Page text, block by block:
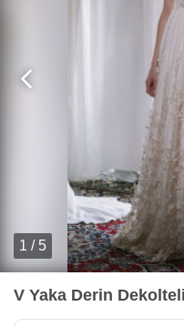
1 / 5
V Yaka Derin